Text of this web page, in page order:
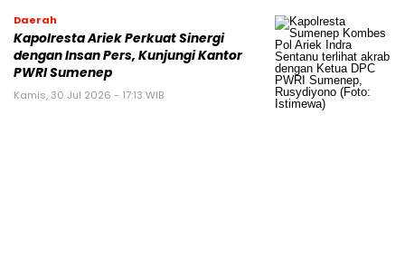
Daerah
Kapolresta Ariek Perkuat Sinergi
dengan Insan Pers, Kunjungi Kantor
PWRI Sumenep
Kamis, 30 Jul 2026 - 17:13 WIB